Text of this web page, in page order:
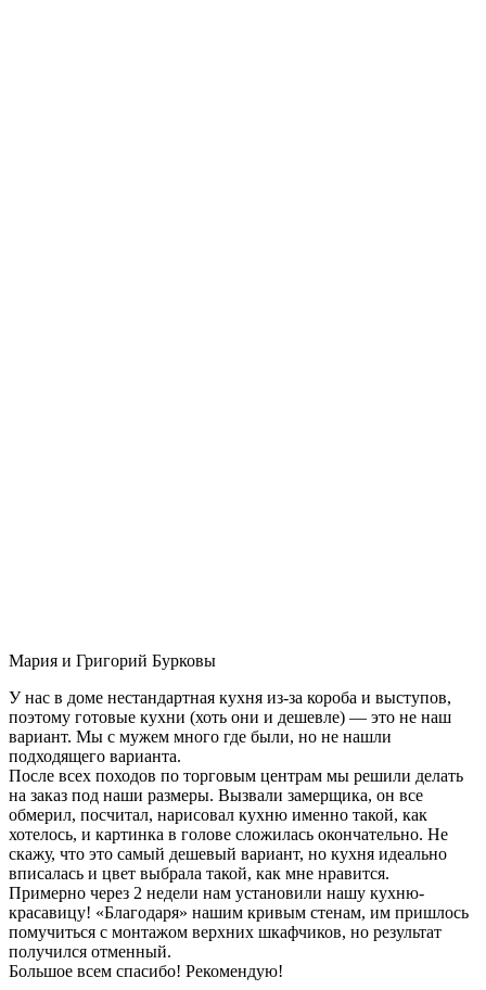
Мария и Григорий Бурковы
У нас в доме нестандартная кухня из-за короба и выступов,
поэтому готовые кухни (хоть они и дешевле) — это не наш
вариант. Мы с мужем много где были, но не нашли
подходящего варианта.
После всех походов по торговым центрам мы решили делать
на заказ под наши размеры. Вызвали замерщика, он все
обмерил, посчитал, нарисовал кухню именно такой, как
хотелось, и картинка в голове сложилась окончательно. Не
скажу, что это самый дешевый вариант, но кухня идеально
вписалась и цвет выбрала такой, как мне нравится.
Примерно через 2 недели нам установили нашу кухню-
красавицу! «Благодаря» нашим кривым стенам, им пришлось
помучиться с монтажом верхних шкафчиков, но результат
получился отменный.
Большое всем спасибо! Рекомендую!